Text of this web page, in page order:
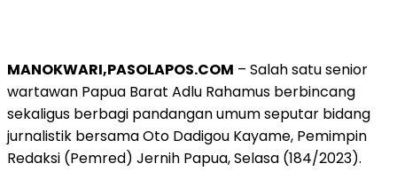
MANOKWARI,PASOLAPOS.COM – Salah satu senior
wartawan Papua Barat Adlu Rahamus berbincang
sekaligus berbagi pandangan umum seputar bidang
jurnalistik bersama Oto Dadigou Kayame, Pemimpin
Redaksi (Pemred) Jernih Papua, Selasa (184/2023).